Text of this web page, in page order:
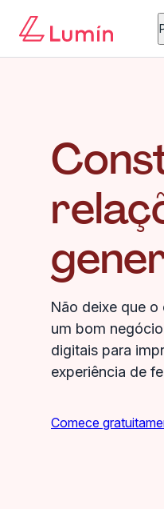
Não deixe que
um bom
digitais para
experiência de
Comece